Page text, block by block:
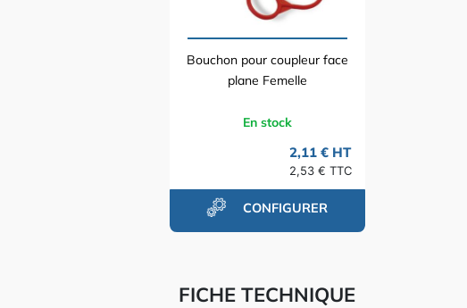
Bouchon pour coupleur face
plane Femelle
En stock
2,11 € HT
2,53 € TTC
CONFIGURER
FICHE TECHNIQUE